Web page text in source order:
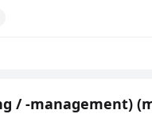
/ -management)